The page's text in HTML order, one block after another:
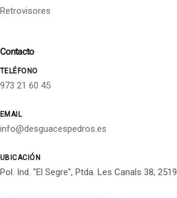
Retrovisores
Contacto
TELÉFONO
973 21 60 45
EMAIL
info@desguacespedros.es
UBICACIÓN
Pol. Ind. "El Segre", Ptda. Les Canals 38,